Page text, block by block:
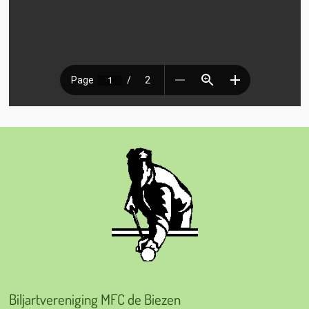
Biljartvereniging MFC de Biezen